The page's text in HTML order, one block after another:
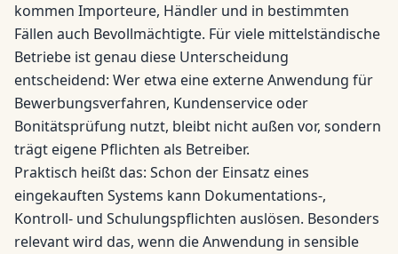
kommen Importeure, Händler und in bestimmten
Fällen auch Bevollmächtigte. Für viele mittelständische
Betriebe ist genau diese Unterscheidung
entscheidend: Wer etwa eine externe Anwendung für
Bewerbungsverfahren, Kundenservice oder
Bonitätsprüfung nutzt, bleibt nicht außen vor, sondern
trägt eigene Pflichten als Betreiber.
Praktisch heißt das: Schon der Einsatz eines
eingekauften Systems kann Dokumentations-,
Kontroll- und Schulungspflichten auslösen. Besonders
relevant wird das, wenn die Anwendung in sensible